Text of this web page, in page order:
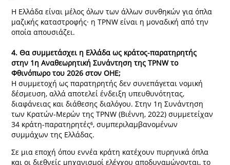
Η Ελλάδα είναι μέλος όλων των άλλων συνθηκών για όπλα
μαζικής καταστροφής· η TPNW είναι η μοναδική από την
οποία απουσιάζει.
4. Θα συμμετάσχει η Ελλάδα ως κράτος-παρατηρητής
στην 1η Αναθεωρητική Συνάντηση της TPNW το
Φθινόπωρο του 2026 στον ΟΗΕ;
Η συμμετοχή ως παρατηρητής δεν συνεπάγεται νομική
δέσμευση, αλλά αποτελεί ένδειξη υπευθυνότητας,
διαφάνειας και διάθεσης διαλόγου. Στην 1η Συνάντηση
των Κρατών-Μερών της TPNW (Βιέννη, 2022) συμμετείχαν
34 κράτη-παρατηρητές⁶, συμπεριλαμβανομένων
συμμάχων της Ελλάδας.
Σε μια εποχή όπου εννέα κράτη κατέχουν πυρηνικά όπλα
και οι διεθνείς μηχανισμοί ελέγχου αποδυναμώνονται, το